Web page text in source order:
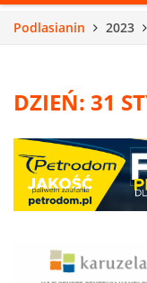
Podlasianin 2023
DZIEŃ: 31